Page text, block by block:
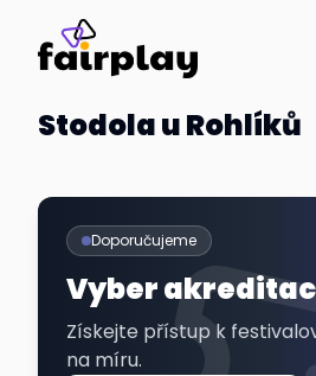
Stodola u Rohlíků
Doporučujeme
Vyber
Získejte přístup k
na míru.